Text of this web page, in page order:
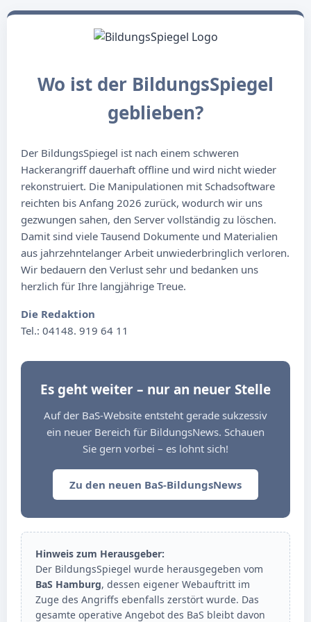
Wo ist der BildungsSpiegel
geblieben?
Der BildungsSpiegel ist nach einem schweren
Hackerangriff dauerhaft offline und wird nicht wieder
rekonstruiert. Die Manipulationen mit Schadsoftware
reichten bis Anfang 2026 zurück, wodurch wir uns
gezwungen sahen, den Server vollständig zu löschen.
Damit sind viele Tausend Dokumente und Materialien
aus jahrzehntelanger Arbeit unwiederbringlich verloren.
Wir bedauern den Verlust sehr und bedanken uns
herzlich für Ihre langjährige Treue.
Die Redaktion
Tel.: 04148. 919 64 11
Es geht weiter – nur an neuer Stelle
Auf der BaS-Website entsteht gerade sukzessiv
ein neuer Bereich für BildungsNews. Schauen
Sie gern vorbei – es lohnt sich!
Zu den neuen BaS-BildungsNews
Hinweis zum Herausgeber:
Der BildungsSpiegel wurde herausgegeben vom
BaS Hamburg, dessen eigener Webauftritt im
Zuge des Angriffs ebenfalls zerstört wurde. Das
gesamte operative Angebot des BaS bleibt davon